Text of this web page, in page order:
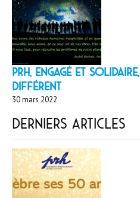
PRH, engagé et
différent
30 mars 2022
Derniers articles